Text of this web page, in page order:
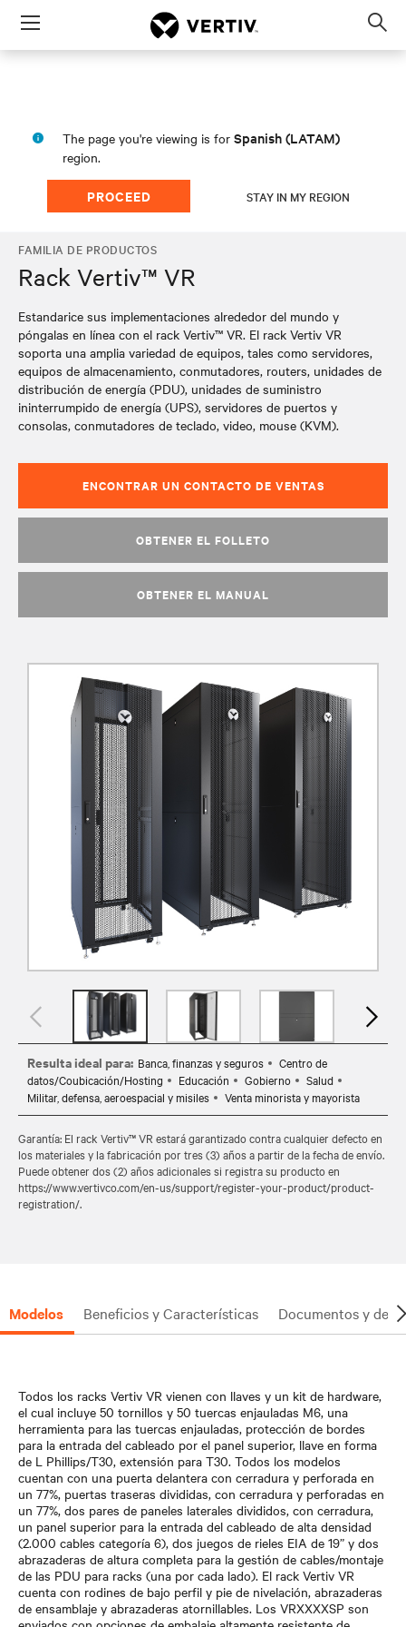
Menu
The page you're viewing is for Spanish (LATAM)
region.
PROCEED STAY IN MY REGION
FAMILIA DE PRODUCTOS
Rack Vertiv™ VR
Estandarice sus implementaciones alrededor del mundo y
póngalas en línea con el rack Vertiv™ VR. El rack Vertiv VR
soporta una amplia variedad de equipos, tales como servidores,
equipos de almacenamiento, conmutadores, routers, unidades de
distribución de energía (PDU), unidades de suministro
ininterrumpido de energía (UPS), servidores de puertos y
consolas, conmutadores de teclado, video, mouse (KVM).
ENCONTRAR UN CONTACTO DE VENTAS
OBTENER EL FOLLETO
OBTENER EL MANUAL
Resulta ideal para: Banca, finanzas y seguros
Centro de
datos/Coubicación/Hosting
Educación Gobierno
Salud
Militar, defensa, aeroespacial y misiles
Venta minorista y mayorista
Garantía: El rack Vertiv™ VR estará garantizado contra cualquier defecto en
los materiales y la fabricación por tres (3) años a partir de la fecha de envío.
Puede obtener dos (2) años adicionales si registra su producto en
https://www.vertivco.com/en-us/support/register-your-product/product-
registration/.
Modelos Beneficios y Características Documentos y
Todos los racks Vertiv VR vienen con llaves y un kit de hardware,
el cual incluye 50 tornillos y 50 tuercas enjauladas M6, una
herramienta para las tuercas enjauladas, protección de bordes
para la entrada del cableado por el panel superior, llave en forma
de L Phillips/T30, extensión para T30. Todos los modelos
cuentan con una puerta delantera con cerradura y perforada en
un 77%, puertas traseras divididas, con cerradura y perforadas en
un 77%, dos pares de paneles laterales divididos, con cerradura,
un panel superior para la entrada del cableado de alta densidad
(2.000 cables categoría 6), dos juegos de rieles EIA de 19” y dos
abrazaderas de altura completa para la gestión de cables/montaje
de las PDU para racks (una por cada lado). El rack Vertiv VR
cuenta con rodines de bajo perfil y pie de nivelación, abrazaderas
de ensamblaje y abrazaderas atornillables. Los VRXXXXSP son